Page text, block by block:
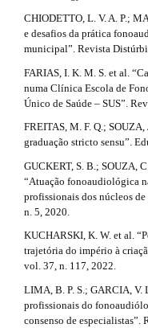
e
_
m
n
u
.
s
i
e
b
a
r
#
#
l
e
.
d
e
t
a
i
l
s
#
#
CHIODETTO, L. V. A. P.;
e desafios da prática
municipal”. Revista
FARIAS, I. K. M. S. et al.
numa Clínica Escola de
Único de Saúde – SUS”.
FREITAS, M. F. Q.; SOUZA,
graduação stricto sensu”.
GUCKERT, S. B.; SOUZA,
“Atuação fonoaudiológica
profissionais dos núcleos
n. 5, 2020.
KUCHARSKI, K. W. et al.
trajetória do império à
vol. 37, n. 117, 2022.
LIMA, B. P. S.; GARCIA,
profissionais do
consenso de especialistas”.